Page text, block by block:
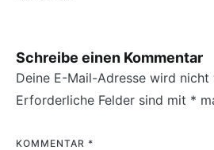
Schreibe einen Kommentar
Deine E-Mail-Adresse wird
Erforderliche Felder sind mit *
KOMMENTAR *